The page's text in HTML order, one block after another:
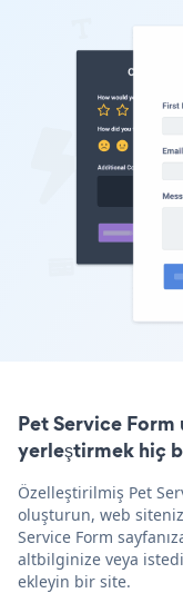
Pet Service Form
yerleştirmek hiç
Özelleştirilmiş Pet
oluşturun, web
Service Form
altbilginize veya
ekleyin bir site.